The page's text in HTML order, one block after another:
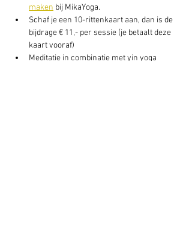
maken bij MikaYoga.
Schaf je een 10-rittenkaart aan, dan is de
bijdrage € 11,- per sessie (je betaalt deze
kaart vooraf)
Meditatie in combinatie met yin yoga